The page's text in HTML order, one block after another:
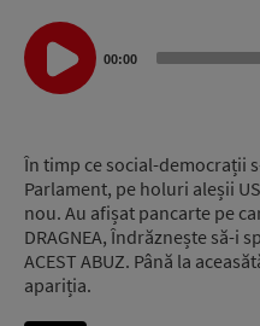
Audio
Player
00:00
În timp ce social-democrații
Parlament, pe holuri aleșii
nou. Au afișat pancarte pe
DRAGNEA, Îndrăznește să-i
ACEST ABUZ. Până la
apariția.